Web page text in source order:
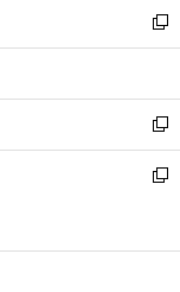
で
開
ド
ウ
開
く
ィ
ン
ウ
で
開
く
い
ウ
ン
ド
ウ
で
新
し
ウ
ィ
ン
ド
開
新
し
い
ン
新
ウ